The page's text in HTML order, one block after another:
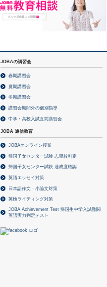
JOBAの講習会
春期講習会
夏期講習会
冬期講習会
講習会期間外の個別指導
中学・高校入試直前講習会
JOBA 通信教育
JOBAオンライン授業
帰国子女センター試験 志望校判定
帰国子女センター試験 達成度確認
英語エッセイ対策
日本語作文・小論文対策
英検ライティング対策
JOBA Achievement Test 帰国生中学入試難関
英語実力判定テスト